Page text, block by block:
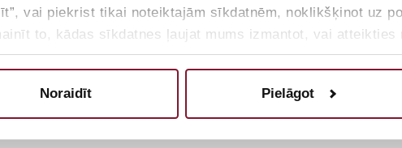
vai piekrist tikai noteiktajām sīkdatnēm, noklikšķinot uz
to, kādas sīkdatnes ļaujat mums izmantot, vai atteikties
iestatījumi”
vairāk par mūsu sīkdatņu politiku, lūdzam noklikšķināt uz
Noraidīt Pielāgot
KiberArkāde: Digitāla imunitāte 2026